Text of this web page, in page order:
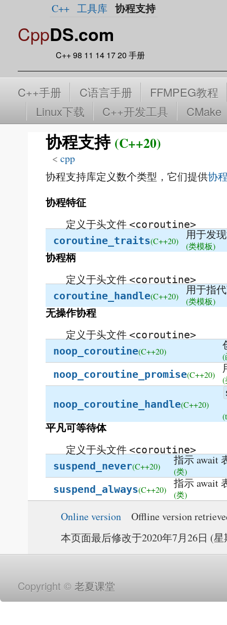
CppDS.com
C++ 98 11 14 17 20 手册
C++手册 C语言手册
FFMPEG教程
Linux下载
C++开发工具 CMake
协程支持 (C++20)
<cpp
C++ 工具库 协程支持
协程支持库定义数个类型，它们提供协
协程特征
定义于头文件 <coroutine>
coroutine_traits(C++20) 用于发
(类模板)
协程柄
定义于头文件 <coroutine>
coroutine_handle(C++20) 用于指
(类模板)
无操作协程
定义于头文件 <coroutine>
noop_coroutine(C++20) (
noop_coroutine_promise(C++20) (
noop_coroutine_handle(C++20)
平凡可等待体
定义于头文件 <coroutine>
suspend_never(C++20) 指示 await
(类)
suspend_always(C++20) 指示 await
(类)
Online version
Offline version
本页面最后修改于2020年7月26日 (
Copyright © 老夏课堂